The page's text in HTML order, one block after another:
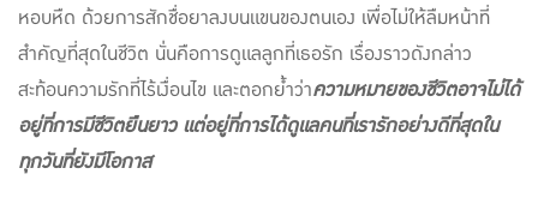
หอบหืด ด้วยการสักชื่อยาลงบนแขนของตนเอง เพื่อไม่ให้ลืมหน้าที่
สำคัญที่สุดในชีวิต นั่นคือการดูแลลูกที่เธอรัก เรื่องราวดังกล่าว
สะท้อนความรักที่ไร้เงื่อนไข และตอกย้ำว่าความหมายของชีวิตอาจไม่ได้
อยู่ที่การมีชีวิตยืนยาว แต่อยู่ที่การได้ดูแลคนที่เรารักอย่างดีที่สุดใน
ทุกวันที่ยังมีโอกาส